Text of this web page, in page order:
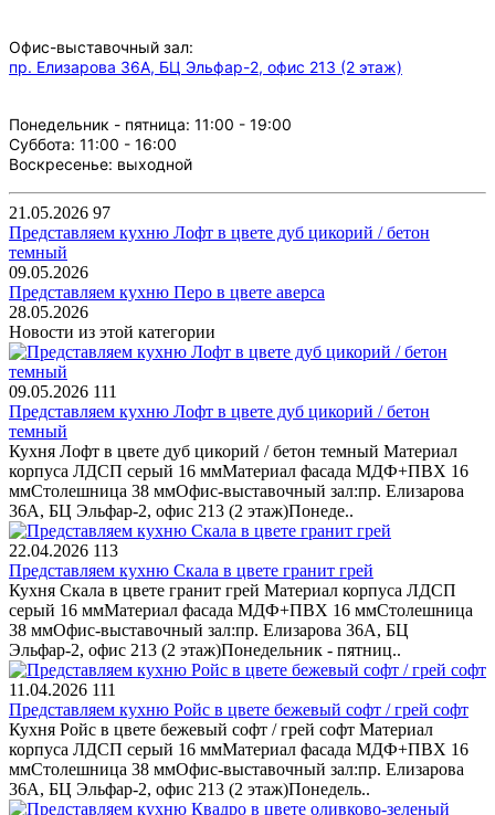
Офис-выставочный зал:
пр. Елизарова 36А, БЦ Эльфар-2, офис 213 (2 этаж)
Понедельник - пятница: 11:00 - 19:00
Суббота: 11:00 - 16:00
Воскресенье: выходной
21.05.2026 97
Представляем кухню Лофт в цвете дуб цикорий / бетон
темный
09.05.2026
Представляем кухню Перо в цвете аверса
28.05.2026
Новости из этой категории
09.05.2026 111
Представляем кухню Лофт в цвете дуб цикорий / бетон
темный
Кухня Лофт в цвете дуб цикорий / бетон темный Материал
корпуса ЛДСП серый 16 ммМатериал фасада МДФ+ПВХ 16
ммСтолешница 38 ммОфис-выставочный зал:пр. Елизарова
36А, БЦ Эльфар-2, офис 213 (2 этаж)Понеде..
22.04.2026 113
Представляем кухню Скала в цвете гранит грей
Кухня Скала в цвете гранит грей Материал корпуса ЛДСП
серый 16 ммМатериал фасада МДФ+ПВХ 16 ммСтолешница
38 ммОфис-выставочный зал:пр. Елизарова 36А, БЦ
Эльфар-2, офис 213 (2 этаж)Понедельник - пятниц..
11.04.2026 111
Представляем кухню Ройс в цвете бежевый софт / грей софт
Кухня Ройс в цвете бежевый софт / грей софт Материал
корпуса ЛДСП серый 16 ммМатериал фасада МДФ+ПВХ 16
ммСтолешница 38 ммОфис-выставочный зал:пр. Елизарова
36А, БЦ Эльфар-2, офис 213 (2 этаж)Понедель..